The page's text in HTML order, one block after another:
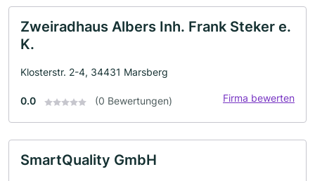
Zweiradhaus Albers Inh. Frank Steker e.
K.
Klosterstr. 2-4, 34431 Marsberg
0.0 (0 Bewertungen) Firma bewerten
SmartQuality GmbH